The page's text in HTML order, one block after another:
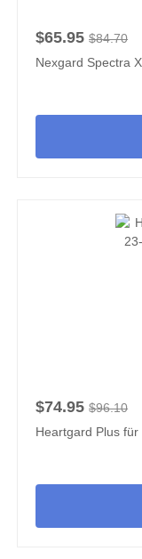
$65.95 $84.70
Nexgard Spectra
$74.95 $96.10
Heartgard Plus